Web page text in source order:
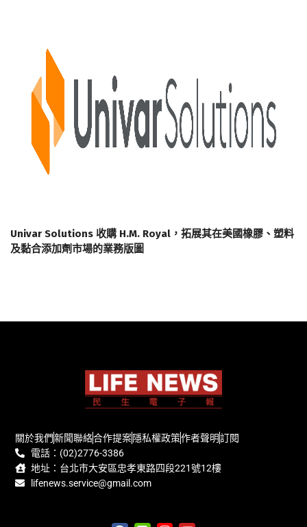
Univar Solutions 收購 H.M. Royal，拓展其在美國橡膠、塑料
及黏合添加劑市場的業務版圖
關於我們新聞聯絡合作提案隱私權政策作者聲明訂閱
電話：(02)2776-3386
地址：台北市大安區忠孝東路四段221號12樓
lifenews.service@gmail.com